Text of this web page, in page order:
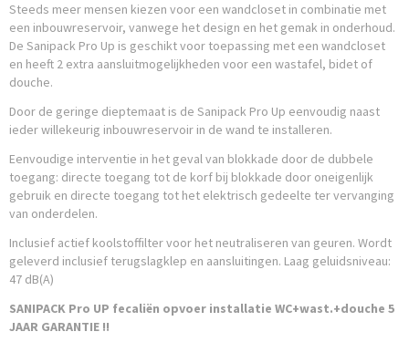
Steeds meer mensen kiezen voor een wandcloset in combinatie met
een inbouwreservoir, vanwege het design en het gemak in onderhoud.
De Sanipack Pro Up is geschikt voor toepassing met een wandcloset
en heeft 2 extra aansluitmogelijkheden voor een wastafel, bidet of
douche.
Door de geringe dieptemaat is de Sanipack Pro Up eenvoudig naast
ieder willekeurig inbouwreservoir in de wand te installeren.
Eenvoudige interventie in het geval van blokkade door de dubbele
toegang: directe toegang tot de korf bij blokkade door oneigenlijk
gebruik en directe toegang tot het elektrisch gedeelte ter vervanging
van onderdelen.
Inclusief actief koolstoffilter voor het neutraliseren van geuren. Wordt
geleverd inclusief terugslagklep en aansluitingen. Laag geluidsniveau:
47 dB(A)
SANIPACK Pro UP fecaliën opvoer installatie WC+wast.+douche 5
JAAR GARANTIE !!